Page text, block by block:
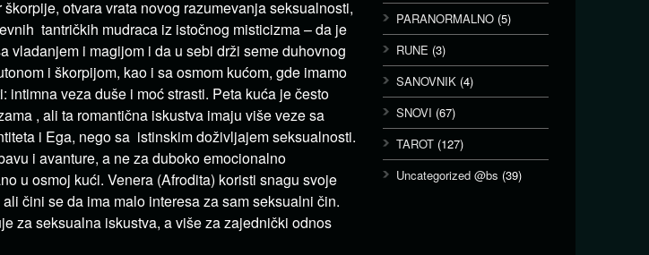
otvara vrata novog razumevanja seksualnosti,
tantričkih mudraca iz istočnog misticizma – da je
vladanjem i magijom i da u sebi drži seme duhovnog
i škorpijom, kao i sa osmom kućom, gde imamo
intimna veza duše i moć strasti. Peta kuća je često
, ali ta romantična iskustva imaju više veze sa
i Ega, nego sa istinskim doživljajem seksualnosti.
i avanture, a ne za duboko emocionalno
u osmoj kući. Venera (Afrodita) koristi snagu svoje
čini se da ima malo interesa za sam seksualni čin.
za seksualna iskustva, a više za zajednički odnos
PARANORMALNO (5)
RUNE (3)
SANOVNIK (4)
SNOVI (67)
TAROT (127)
Uncategorized @bs (39)